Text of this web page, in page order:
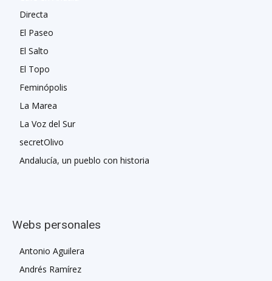
Directa
El Paseo
El Salto
El Topo
Feminópolis
La Marea
La Voz del Sur
secretOlivo
Andalucía, un pueblo con historia
Webs personales
Antonio Aguilera
Andrés Ramírez